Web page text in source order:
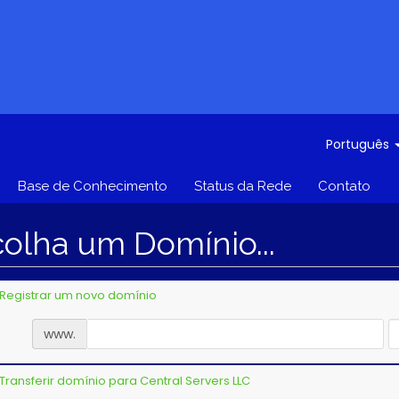
Português
Base de Conhecimento Status da Rede Contato
um Domínio...
Registrar um novo domínio
www.
Transferir domínio para Central Servers LLC